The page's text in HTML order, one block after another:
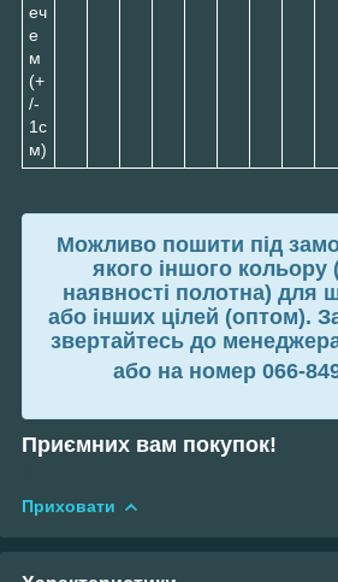
еч
е
м
(+
/-
1с
м)
Можливо пошити під
якого іншого кольору
наявності полотна) для
або інших цілей (оптом).
звертайтесь до
або на номер 066-
Приємних вам покупок!
Приховати